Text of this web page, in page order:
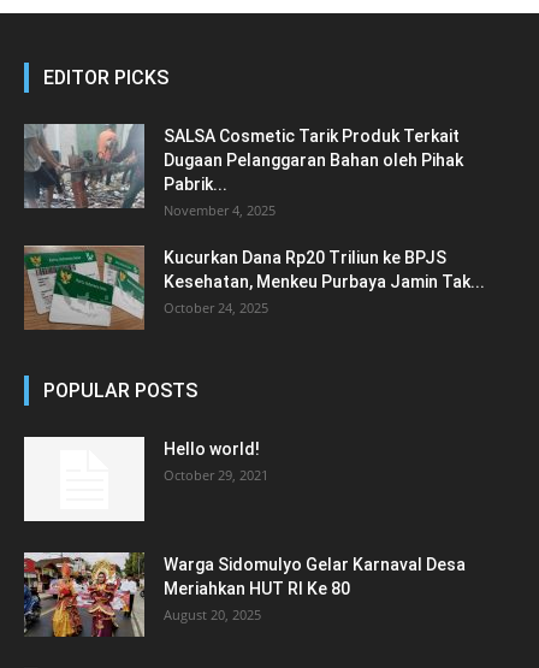
EDITOR PICKS
SALSA Cosmetic Tarik Produk Terkait
Dugaan Pelanggaran Bahan oleh Pihak
Pabrik...
November 4, 2025
Kucurkan Dana Rp20 Triliun ke BPJS
Kesehatan, Menkeu Purbaya Jamin Tak...
October 24, 2025
POPULAR POSTS
Hello world!
October 29, 2021
Warga Sidomulyo Gelar Karnaval Desa
Meriahkan HUT RI Ke 80
August 20, 2025